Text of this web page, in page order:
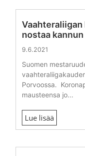
Vaahteraliigan
nostaa
9.6.2021
Suomen
Porvoossa.
mausteensa jo...
Lue lisää